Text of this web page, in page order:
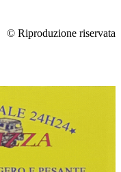
© Riproduzione riservata